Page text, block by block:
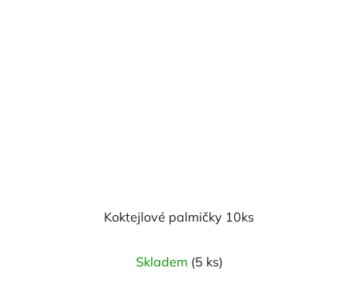
Koktejlové palmičky 10ks
Skladem (5 ks)